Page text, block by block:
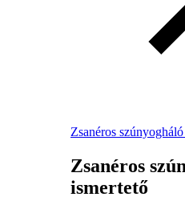
Zsanéros
Zsanéros
ismertető